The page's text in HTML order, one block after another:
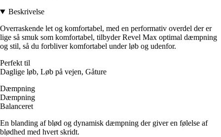
Beskrivelse
Overraskende let og komfortabel, med en performativ overdel der er
lige så smuk som komfortabel, tilbyder Revel Max optimal dæmpning
og stil, så du forbliver komfortabel under løb og udenfor.
Perfekt til
Daglige løb, Løb på vejen, Gåture
Dæmpning
Dæmpning
Balanceret
En blanding af blød og dynamisk dæmpning der giver en følelse af
blødhed med hvert skridt.